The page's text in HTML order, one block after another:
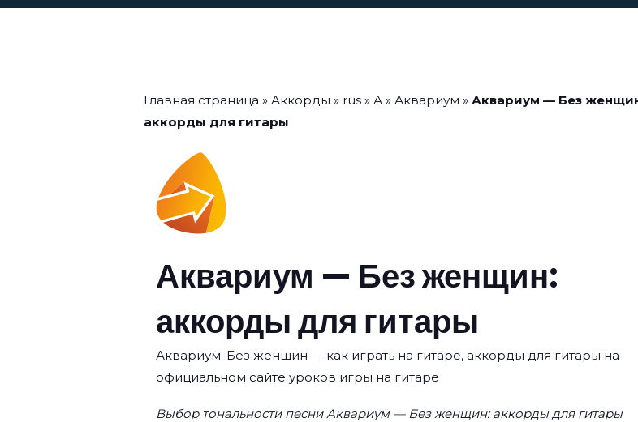
Главная страница » Аккорды » rus » А » Аквариум » Аквариум — Без
аккорды для гитары
Аквариум — Без женщин:
аккорды для гитары
Аквариум: Без женщин — как играть на гитаре, аккорды для гитары на
официальном сайте уроков игры на гитаре
Выбор тональности песни Аквариум — Без женщин: аккорды для гитары